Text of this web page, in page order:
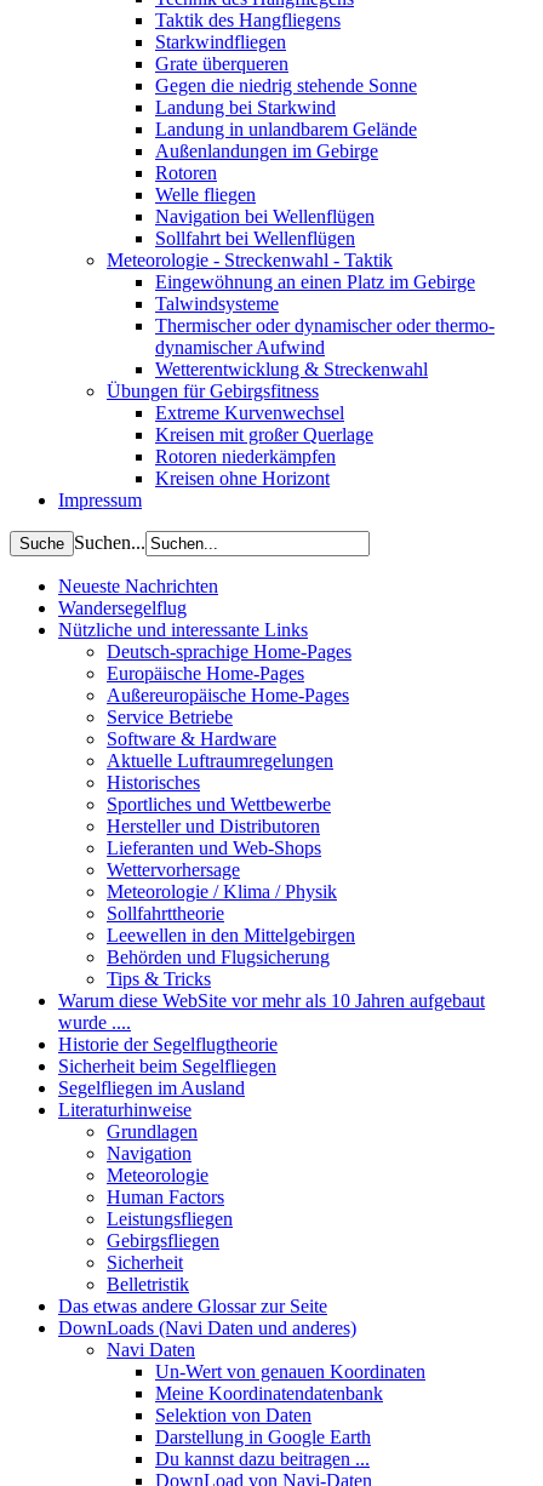
Taktik des Hangfliegens
Starkwindfliegen
Grate überqueren
Gegen die niedrig stehende Sonne
Landung bei Starkwind
Landung in unlandbarem Gelände
Außenlandungen im Gebirge
Rotoren
Welle fliegen
Navigation bei Wellenflügen
Sollfahrt bei Wellenflügen
Meteorologie - Streckenwahl - Taktik
Eingewöhnung an einen Platz im Gebirge
Talwindsysteme
Thermischer oder dynamischer oder thermo-
dynamischer Aufwind
Wetterentwicklung & Streckenwahl
Übungen für Gebirgsfitness
Extreme Kurvenwechsel
Kreisen mit großer Querlage
Rotoren niederkämpfen
Kreisen ohne Horizont
Impressum
Suchen...
Neueste Nachrichten
Wandersegelflug
Nützliche und interessante Links
Deutsch-sprachige Home-Pages
Europäische Home-Pages
Außereuropäische Home-Pages
Service Betriebe
Software & Hardware
Aktuelle Luftraumregelungen
Historisches
Sportliches und Wettbewerbe
Hersteller und Distributoren
Lieferanten und Web-Shops
Wettervorhersage
Meteorologie / Klima / Physik
Sollfahrttheorie
Leewellen in den Mittelgebirgen
Behörden und Flugsicherung
Tips & Tricks
Warum diese WebSite vor mehr als 10 Jahren aufgebaut
wurde ....
Historie der Segelflugtheorie
Sicherheit beim Segelfliegen
Segelfliegen im Ausland
Literaturhinweise
Grundlagen
Navigation
Meteorologie
Human Factors
Leistungsfliegen
Gebirgsfliegen
Sicherheit
Belletristik
Das etwas andere Glossar zur Seite
DownLoads (Navi Daten und anderes)
Navi Daten
Un-Wert von genauen Koordinaten
Meine Koordinatendatenbank
Selektion von Daten
Darstellung in Google Earth
Du kannst dazu beitragen ...
DownLoad von Navi-Daten